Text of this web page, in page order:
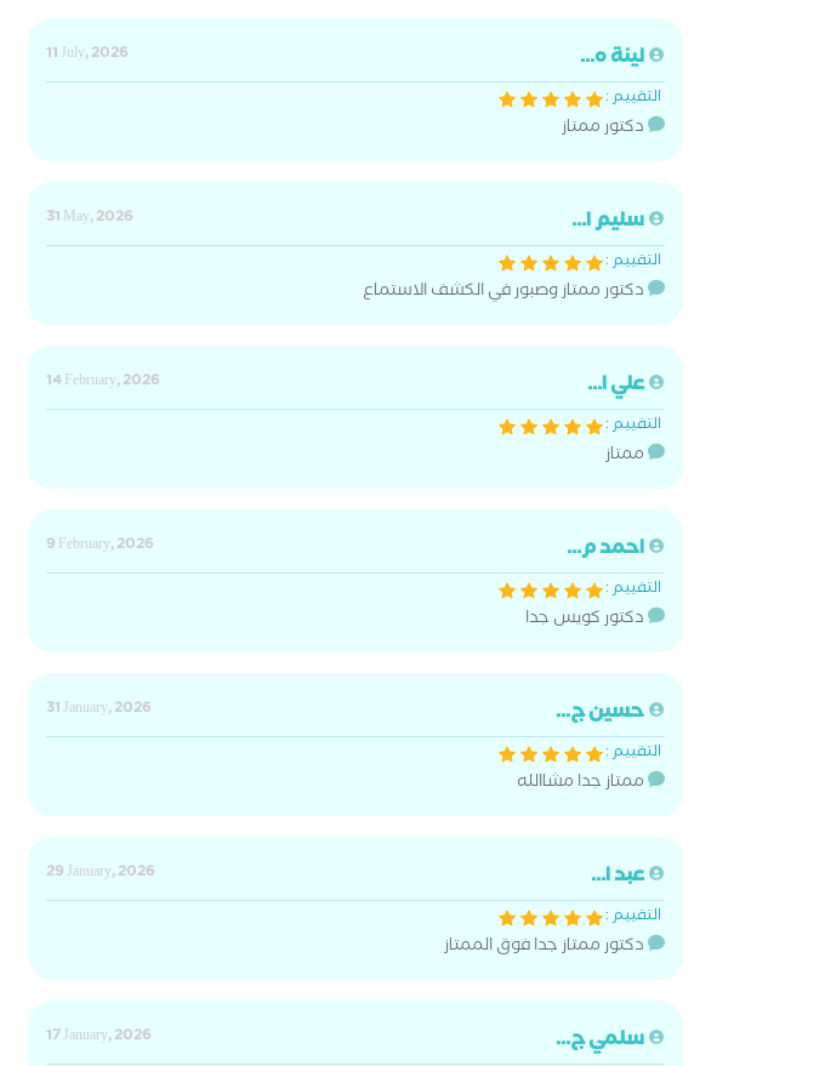
لينة ه...
11 July, 2026
التقييم :
دكتور ممتاز
سليم ا...
31 May, 2026
التقييم :
دكتور ممتاز وصبور في الكشف الاستماع
علي ا...
14 February, 2026
التقييم :
ممتاز
احمد م...
9 February, 2026
التقييم :
دكتور كويس جدا
حسين ج...
31 January, 2026
التقييم :
ممتاز جدا مشاالله
عبد ا...
29 January, 2026
التقييم :
دكتور ممتاز جدا فوق الممتاز
سلمي ج...
17 January, 2026